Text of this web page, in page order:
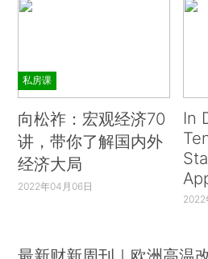
私房课
向松祚：宏观经济70
讲，带你了解国内外
经济大局
2022年04月06日
In
2022